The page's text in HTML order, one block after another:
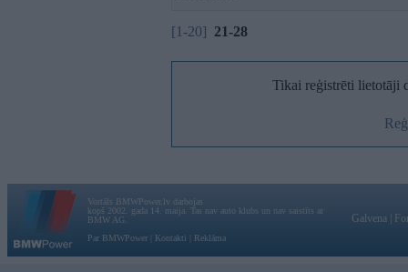
[1-20] 21-28
Tikai reģistrēti lietotāji
Vortāls BMWPower.lv darbojas
kopš 2002. gada 14. maija. Tas nav auto klubs un nav saistīts ar
BMW AG.
Par BMWPower
Kontakti Reklāma
Galvena